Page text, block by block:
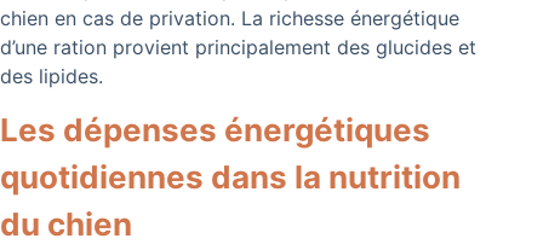
chien en cas de privation. La richesse énergétique
d’une ration provient principalement des glucides et
des lipides.
Les dépenses énergétiques
quotidiennes dans la nutrition
du chien